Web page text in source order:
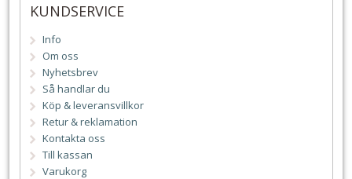
KUNDSERVICE
Info
Om oss
Nyhetsbrev
Så handlar du
Köp & leveransvillkor
Retur & reklamation
Kontakta oss
Till kassan
Varukorg